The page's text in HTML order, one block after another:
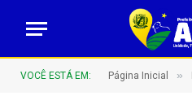
VOCÊ ESTÁ EM: Página Inicial »